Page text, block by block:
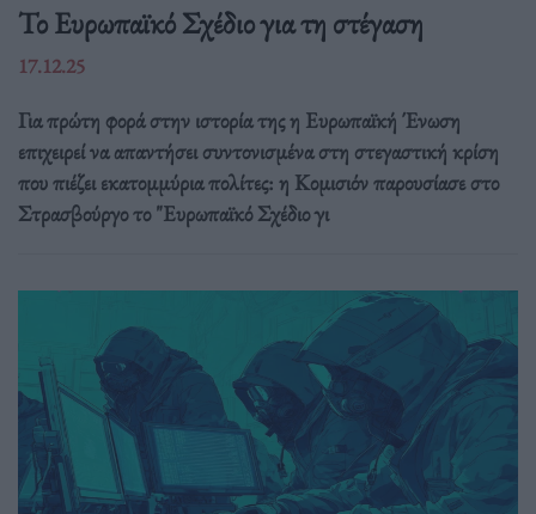
Το Ευρωπαϊκό Σχέδιο για τη στέγαση
17.12.25
Για πρώτη φορά στην ιστορία της η Ευρωπαϊκή Ένωση
επιχειρεί να απαντήσει συντονισμένα στη στεγαστική κρίση
που πιέζει εκατομμύρια πολίτες: η Κομισιόν παρουσίασε στο
Στρασβούργο το "Ευρωπαϊκό Σχέδιο γι